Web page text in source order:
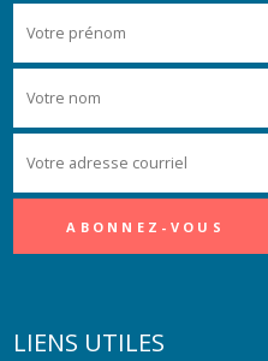
LIENS UTILES